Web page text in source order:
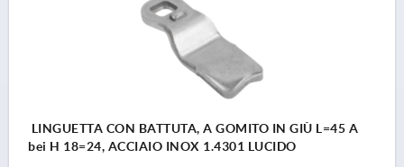
LINGUETTA CON BATTUTA, A GOMITO IN GIÙ L=45 A
bei H 18=24, ACCIAIO INOX 1.4301 LUCIDO